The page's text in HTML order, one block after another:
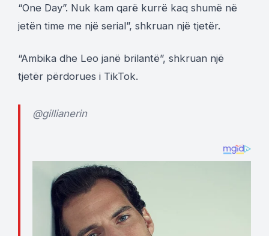
“One Day”. Nuk kam qarë kurrë kaq shumë në
jetën time me një serial”, shkruan një tjetër.
“Ambika dhe Leo janë brilantë”, shkruan një
tjetër përdorues i TikTok.
@gillianerin